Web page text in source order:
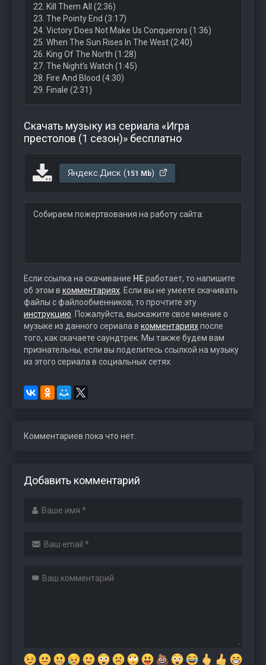
22. Kill Them All (2:36)
23. The Pointy End (3:17)
24. Victory Does Not Make Us Conquerors (1:36)
25. When The Sun Rises In The West (2:40)
26. King Of The North (1:28)
27. The Night’s Watch (1:45)
28. Fire And Blood (4:30)
29. Finale (2:31)
Скачать музыку из сериала «Игра
престолов (1 сезон)» бесплатно
Яндекс.Диск (151 Mb)
Собираем пожертвования на работу сайта:
Если ссылка на скачивание НЕработает, то напишите
об этом в комментариях . Если вы не умеете скачивать
файлы с файлообменников, то прочтите эту
инструкцию . Пожалуйста, выскажите свое мнение о
музыке из данного сериала в комментарияхпосле
того, как скачаете саундтрек. Мы также будем вам
признательны, если вы поделитесь ссылкой на музыку
из этого сериала в социальных сетях.
Комментариев пока что нет.
Добавить комментарий